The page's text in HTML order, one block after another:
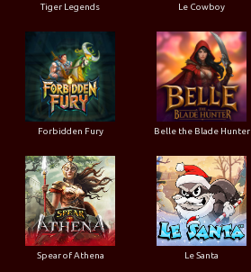
Tiger Legends Le Cowboy
Forbidden Fury Belle the Blade Hunter
Spear of Athena Le Santa